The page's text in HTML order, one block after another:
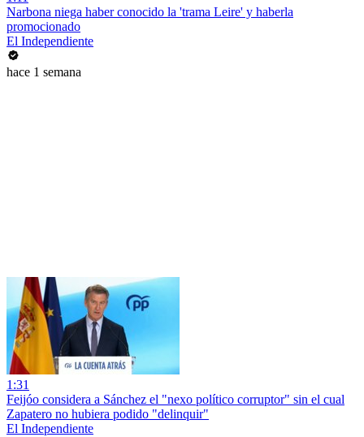
Narbona niega haber conocido la 'trama Leire' y haberla
promocionado
El Independiente
hace 1 semana
1:31
Feijóo considera a Sánchez el "nexo político corruptor" sin el cual
Zapatero no hubiera podido "delinquir"
El Independiente